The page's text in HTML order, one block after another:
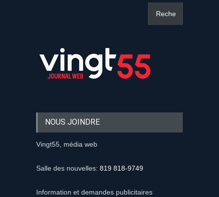
NOUS JOINDRE
Vingt55, média web
Salle des nouvelles: 819 818-9749
Information et demandes publicitaires